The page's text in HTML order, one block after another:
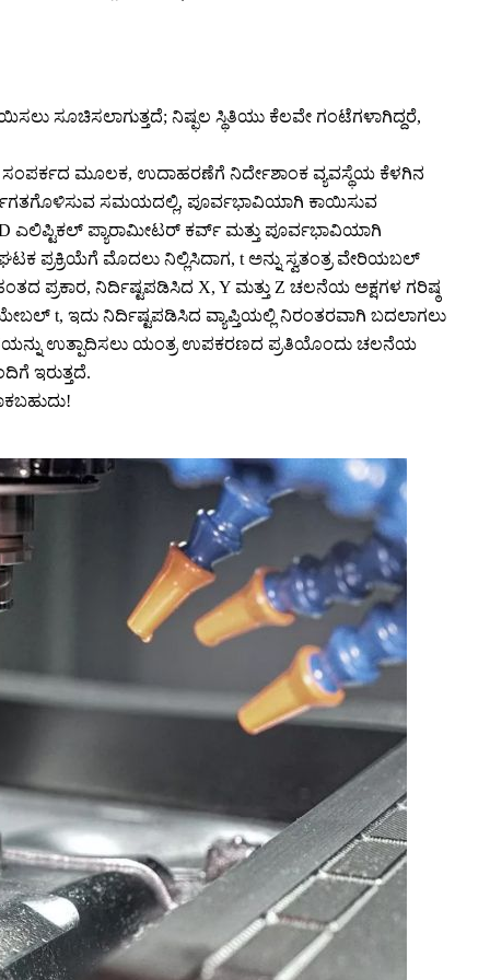
ಸೂಚಿಸಲಾಗುತ್ತದೆ; ನಿಷ್ಫಲ ಸ್ಥಿತಿಯು ಕೆಲವೇ ಗಂಟೆಗಳಾಗಿದ್ದರೆ,
ಸಂಪರ್ಕದ ಮೂಲಕ, ಉದಾಹರಣೆಗೆ ನಿರ್ದೇಶಾಂಕ ವ್ಯವಸ್ಥೆಯ ಕೆಳಗಿನ
ಸಮಯದಲ್ಲಿ, ಪೂರ್ವಭಾವಿಯಾಗಿ ಕಾಯಿಸುವ
ಎಲಿಪ್ಟಿಕಲ್ ಪ್ಯಾರಾಮೀಟರ್ ಕರ್ವ್ ಮತ್ತು ಪೂರ್ವಭಾವಿಯಾಗಿ
ಪ್ರಕ್ರಿಯೆಗೆ ಮೊದಲು ನಿಲ್ಲಿಸಿದಾಗ, t ಅನ್ನು ಸ್ವತಂತ್ರ ವೇರಿಯಬಲ್
ಪ್ರಕಾರ, ನಿರ್ದಿಷ್ಟಪಡಿಸಿದ X, Y ಮತ್ತು Z ಚಲನೆಯ ಅಕ್ಷಗಳ ಗರಿಷ್ಠ
t, ಇದು ನಿರ್ದಿಷ್ಟಪಡಿಸಿದ ವ್ಯಾಪ್ತಿಯಲ್ಲಿ ನಿರಂತರವಾಗಿ ಬದಲಾಗಲು
ಉತ್ಪಾದಿಸಲು ಯಂತ್ರ ಉಪಕರಣದ ಪ್ರತಿಯೊಂದು ಚಲನೆಯ
ಇರುತ್ತದೆ.